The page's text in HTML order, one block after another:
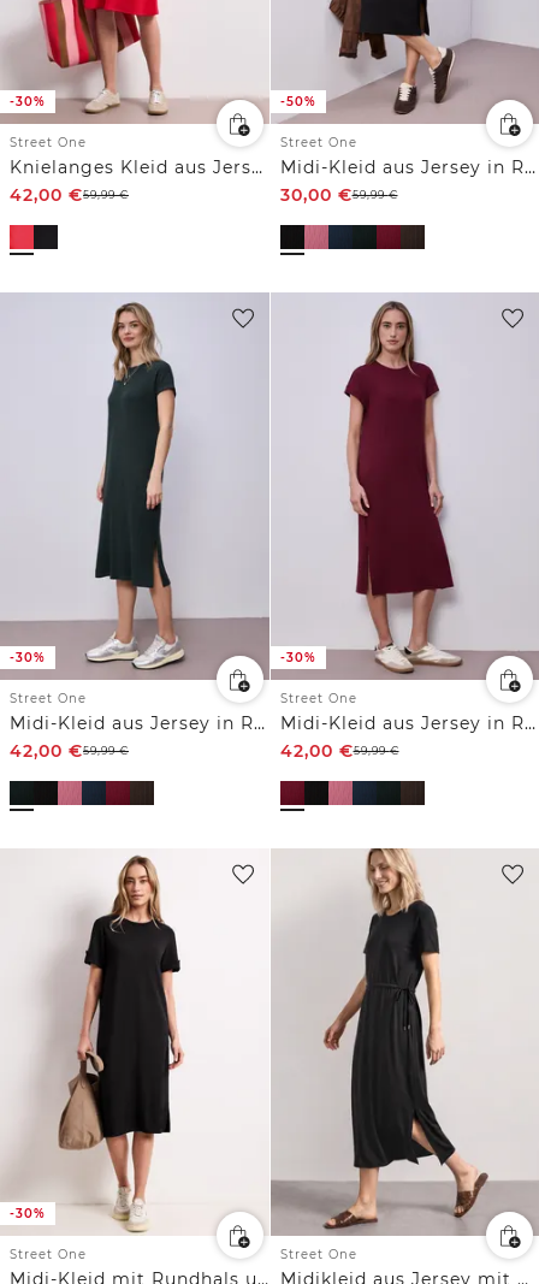
-30%
Street One
Knielanges Kleid aus Jersey mit Kurzarm
42,00 €59,99€
-50%
Street One
Midi-Kleid aus Jersey in Rippstruktur
30,00 €59,99€
-30%
Street One
Midi-Kleid aus Jersey in Rippstruktur
42,00 €59,99€
-30%
Street One
Midi-Kleid aus Jersey in Rippstruktur
42,00 €59,99€
-30%
Street One
Midi-Kleid mit Rundhals und Knöpfen
Street One
Midikleid aus Jersey mit Rundhals